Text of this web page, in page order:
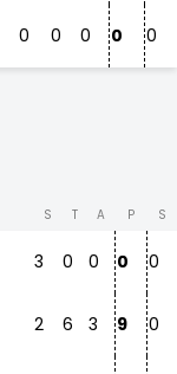
0 0 0 0 0
S T A P S
3 0 0 0 0
2 6 3 9 0